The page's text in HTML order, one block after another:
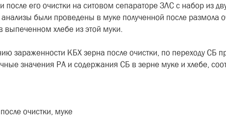
после его очистки на ситовом сепараторе ЗЛС с набор из
были проведены в муке полученной после
хлебе из этой муки.
зараженности КБХ зерна после очистки, по переходу СБ
значения РА и содержания СБ в зерне муке и хлебе,
очистки, муке